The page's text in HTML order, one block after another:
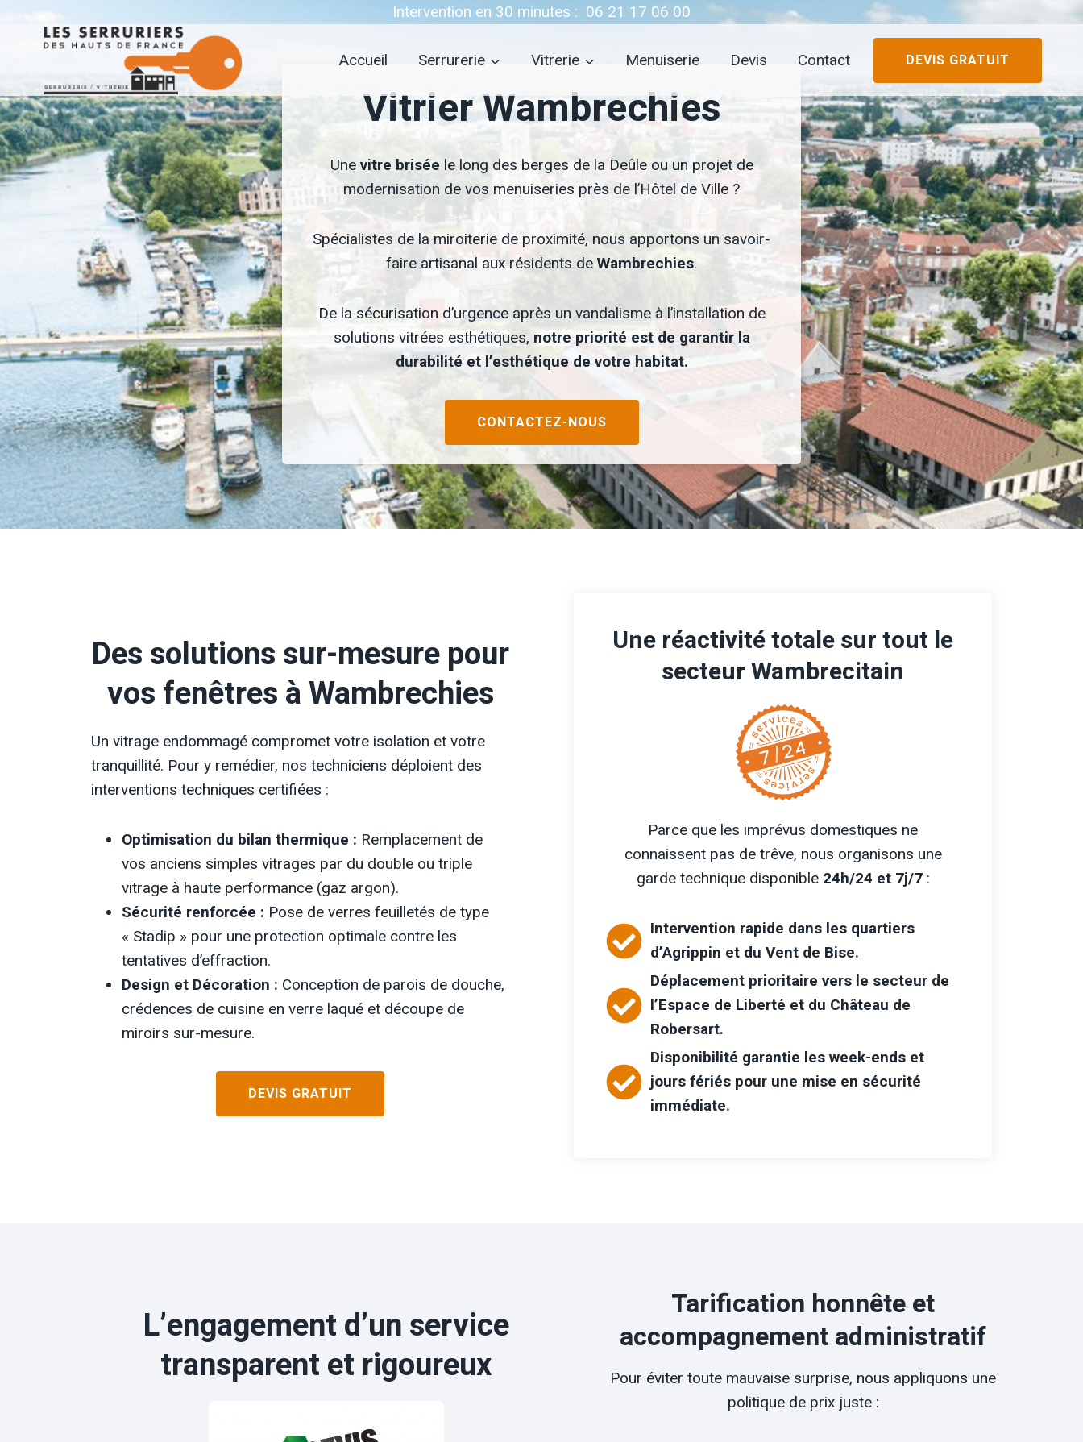
Intervention en 30 minutes : 06 21 17 06 00
Accueil Serrurerie Vitrerie Menuiserie Devis Contact DEVIS GRATUIT
Vitrier Wambrechies
Une vitre brisée le long des berges de la Deûle ou un projet de
modernisation de vos menuiseries près de l’Hôtel de Ville ?
Spécialistes de la miroiterie de proximité, nous apportons un savoir-
faire artisanal aux résidents de Wambrechies.
De la sécurisation d’urgence après un vandalisme à l’installation de
solutions vitrées esthétiques, notre priorité est de garantir la
durabilité et l’esthétique de votre habitat.
CONTACTEZ-NOUS
Des solutions sur-mesure pour
vos fenêtres à Wambrechies
Un vitrage endommagé compromet votre isolation et votre
tranquillité. Pour y remédier, nos techniciens déploient des
interventions techniques certifiées :
Optimisation du bilan thermique : Remplacement de
vos anciens simples vitrages par du double ou triple
vitrage à haute performance (gaz argon).
Sécurité renforcée : Pose de verres feuilletés de type
« Stadip » pour une protection optimale contre les
tentatives d’effraction.
Design et Décoration : Conception de parois de douche,
crédences de cuisine en verre laqué et découpe de
miroirs sur-mesure.
DEVIS GRATUIT
Une réactivité totale sur tout le
secteur Wambrecitain
Parce que les imprévus domestiques ne
connaissent pas de trêve, nous organisons une
garde technique disponible 24h/24 et 7j/7:
Intervention rapide dans les quartiers
d’Agrippin et du Vent de Bise.
Déplacement prioritaire vers le secteur de
l’Espace de Liberté et du Château de
Robersart.
Disponibilité garantie les week-ends et
jours fériés pour une mise en sécurité
immédiate.
L’engagement d’un service
transparent et rigoureux
Tarification honnête et
accompagnement administratif
Pour éviter toute mauvaise surprise, nous appliquons une
politique de prix juste :